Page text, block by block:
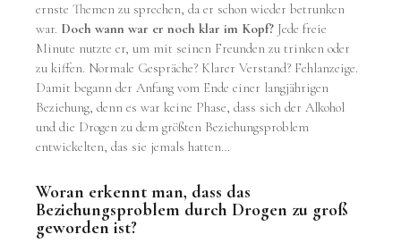
ernste Themen zu sprechen, da er schon wieder betrunken
war. Doch wann war er noch klar im Kopf? Jede freie
Minute nutzte er, um mit seinen Freunden zu trinken oder
zu kiffen. Normale Gespräche? Klarer Verstand? Fehlanzeige.
Damit begann der Anfang vom Ende einer langjährigen
Beziehung, denn es war keine Phase, dass sich der Alkohol
und die Drogen zu dem größten Beziehungsproblem
entwickelten, das sie jemals hatten…
Woran erkennt man, dass das
Beziehungsproblem durch Drogen zu groß
geworden ist?